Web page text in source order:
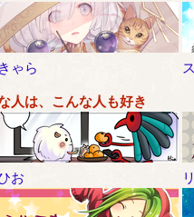
きゃら
人は、こんな人も好き
お